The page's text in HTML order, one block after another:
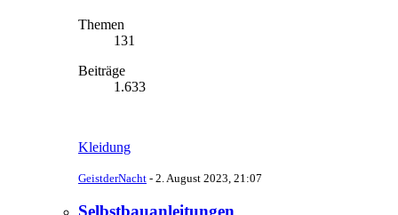
Themen
131
Beiträge
1.633
Kleidung
GeistderNacht - 2. August 2023, 21:07
Selbstbauanleitungen